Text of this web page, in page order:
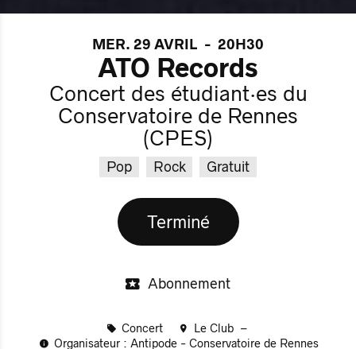
MER. 29 AVRIL - 20H30
ATO Records
Concert des étudiant·es du
Conservatoire de Rennes
(CPES)
Pop Rock Gratuit
Terminé
Abonnement
Concert
Le Club
Organisateur : Antipode - Conservatoire de Rennes